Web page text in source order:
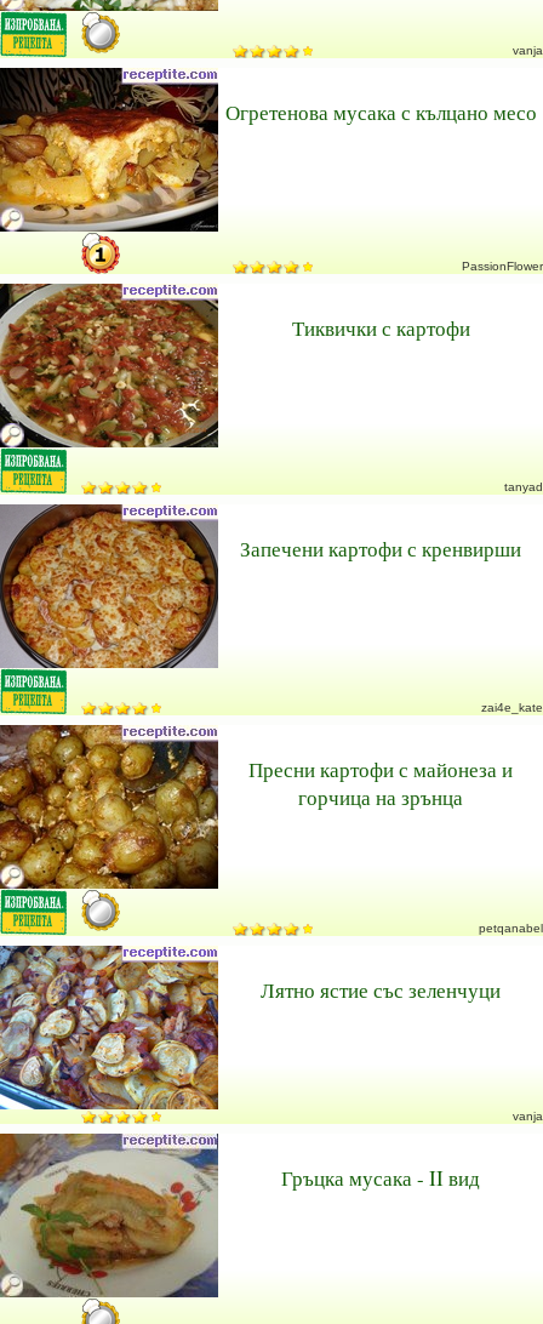
vanja
Огретенова мусака с кълцано месо
PassionFlower
Тиквички с картофи
tanyad
Запечени картофи с кренвирши
zai4e_kate
Пресни картофи с майонеза и
горчица на зрънца
petqanabel
Лятно ястие със зеленчуци
vanja
Гръцка мусака - II вид